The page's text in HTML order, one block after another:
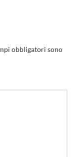
obbligatori sono